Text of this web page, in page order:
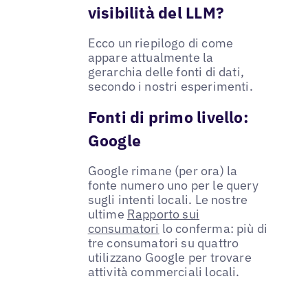
visibilità del LLM?
Ecco un riepilogo di come
appare attualmente la
gerarchia delle fonti di dati,
secondo i nostri esperimenti.
Fonti di primo livello:
Google
Google rimane (per ora) la
fonte numero uno per le query
sugli intenti locali. Le nostre
ultime Rapporto sui
consumatori lo conferma: più di
tre consumatori su quattro
utilizzano Google per trovare
attività commerciali locali.